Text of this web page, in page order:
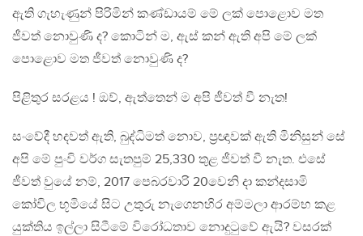
ඇති ගැහැණුන් පිරිමින් කණ්ඩායම් මේ ලක් පොළොව මත
ජීවත් නොවුණි ද? කොටින් ම, ඇස් කන් ඇති අපි මේ ලක්
පොළොව මත ජීවත් නොවුණි ද?
පිළිතුර සරළය ! ඔව්, ඇත්තෙන් ම අපි ජීවත් වී නැත!
සංවේදී හදවත් ඇති, බුද්ධිමත් නොව, ප්‍රඥාවක් ඇති මිනිසුන් සේ
අපි මේ පුංවි වර්ග සැතපුම් 25,330 තුළ ජීවත් වී නැත. එසේ
ජීවත් වුයේ නම්, 2017 පෙබරවාරි 20වෙනි දා කන්දසාමි
කෝවිල භූමියේ සිට උතුරු නැගෙනහිර අම්මලා ආරම්භ කළ
යුක්තිය ඉල්ලා සිටීමේ විරෝධතාව නොදුටුවේ ඇයි? වසරක්